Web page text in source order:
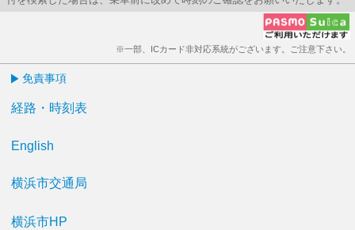
※一部、ICカード非対応系統がございます。ご注意下さい。
免責事項
経路・時刻表
English
横浜市交通局
横浜市HP